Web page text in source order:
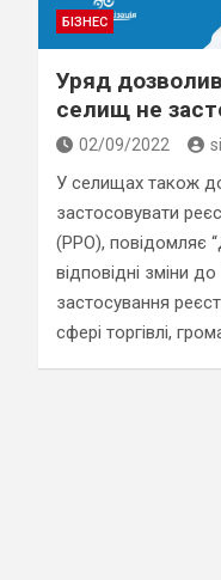
БІЗНЕС
Уряд
селищ не
02/09/2022
У селищах також
застосовувати
(РРО), повідомляє
відповідні зміни
застосування
сфері торгівлі,